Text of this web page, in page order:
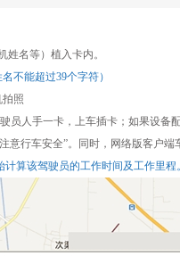
名等）植入卡内。
不能超过39个字符）
照
员人手一卡，上车插卡；如果设备
行车安全”。同时，网络版客户端
算该驾驶员的工作时间及工作里程。